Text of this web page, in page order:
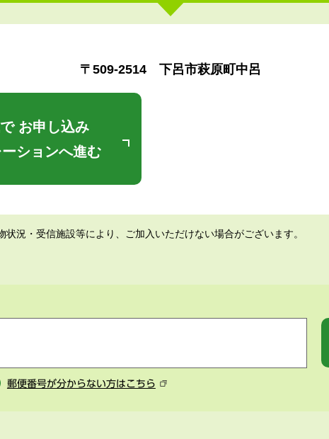
〒509-2514 下呂市萩原町中呂
お申し込み
ションへ進む
況・受信施設等により、ご加入いただけない場合がございます。
郵便番号が分からない方はこちら